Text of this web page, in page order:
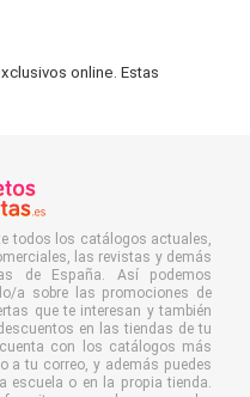
online. Estas
todos los catálogos actuales,
las revistas y demás
de España. Así podemos
a sobre las promociones de
que te interesan y también
en las tiendas de tu
con los catálogos más
a tu correo, y además puedes
escuela o en la propia tienda.